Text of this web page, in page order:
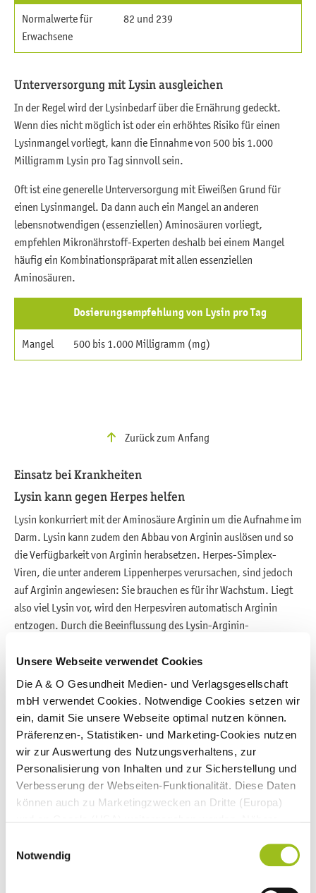
Unsere Webseite verwendet Cookies
Die A & O Gesundheit Medien- und Verlagsgesellschaft
mbH verwendet Cookies. Notwendige Cookies setzen wir
ein, damit Sie unsere Webseite optimal nutzen können.
Präferenzen-, Statistiken- und Marketing-Cookies nutzen
wir zur Auswertung des Nutzungsverhaltens, zur
Personalisierung von Inhalten und zur Sicherstellung und
Verbesserung der Webseiten-Funktionalität. Diese Daten
können auch zu Marketingzwecken an Dritte (Europa)
unserenDatenschutzhinweisen Impressum
Notwendig
Normalwerte für
Erwachsene
82 und 239
Unterversorgung mit Lysin ausgleichen
In der Regel wird der Lysinbedarf über die Ernährung gedeckt.
Wenn dies nicht möglich ist oder ein erhöhtes Risiko für einen
Lysinmangel vorliegt, kann die Einnahme von 500 bis 1.000
Milligramm Lysin pro Tag sinnvoll sein.
Oft ist eine generelle Unterversorgung mit Eiweißen Grund für
einen Lysinmangel. Da dann auch ein Mangel an anderen
lebensnotwendigen (essenziellen) Aminosäuren vorliegt,
empfehlen Mikronährstoff-Experten deshalb bei einem Mangel
häufig ein Kombinationspräparat mit allen essenziellen
Aminosäuren.
Dosierungsempfehlung von Lysin pro Tag
Mangel 500 bis 1.000 Milligramm (mg)
Zurück zum Anfang
Einsatz bei Krankheiten
Lysin kann gegen Herpes helfen
Lysin konkurriert mit der Aminosäure Arginin um die Aufnahme im
Darm. Lysin kann zudem den Abbau von Arginin auslösen und so
die Verfügbarkeit von Arginin herabsetzen. Herpes-Simplex-
Viren, die unter anderem Lippenherpes verursachen, sind jedoch
auf Arginin angewiesen: Sie brauchen es für ihr Wachstum. Liegt
also viel Lysin vor, wird den Herpesviren automatisch Arginin
entzogen. Durch die Beeinflussung des Lysin-Arginin-
Herpeserkrankung entgegengewirkt werden
Verschiedene vorläufige und kleine hochwertige Studien zeigen,
dass Lysin sowohl vor Herpes schützen kann als auch bei der
Behandlung von Herpes hilft. Folgende Effekte wurden durch die
Einnahme von Lysin beobachtet:
selteneres Auftreten von Herpeserkrankungen im Vergleich
zum Studienbeginn oder im Vergleich zu einem
Scheinmedikament
weniger Herpessymptome